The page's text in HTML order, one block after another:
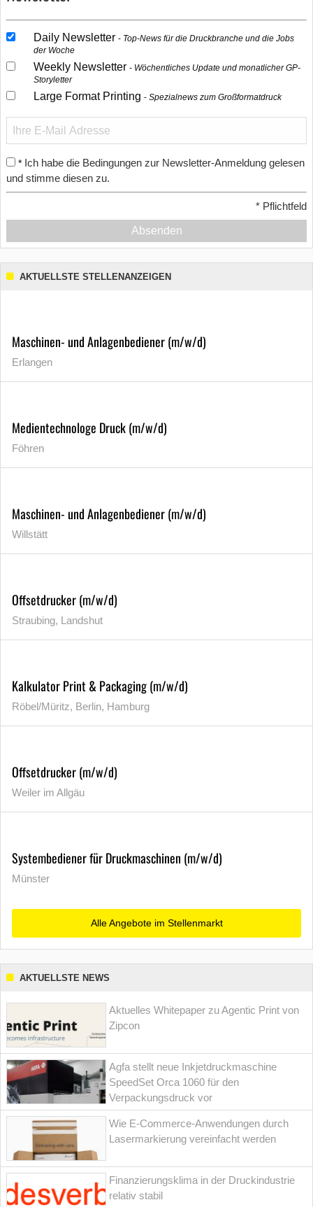
Daily Newsletter
Top-News für die Druckbranche und die Jobs
der Woche
Weekly Newsletter
Wöchentliches Update und monatlicher GP-
Storyletter
Large Format Printing Spezialnews zum Großformatdruck
* Ich habe die Bedingungen zur Newsletter-Anmeldung gelesen
und stimme diesen zu.
* Pflichtfeld
Absenden
AKTUELLSTE STELLENANZEIGEN
Maschinen- und Anlagenbediener (m/w/d)
Erlangen
Medientechnologe Druck (m/w/d)
Föhren
Maschinen- und Anlagenbediener (m/w/d)
Willstätt
Offsetdrucker (m/w/d)
Straubing, Landshut
Kalkulator Print & Packaging (m/w/d)
Röbel/Müritz, Berlin, Hamburg
Offsetdrucker (m/w/d)
Weiler im Allgäu
Systembediener für Druckmaschinen (m/w/d)
Münster
Alle Angebote im Stellenmarkt
AKTUELLSTE NEWS
Aktuelles Whitepaper zu Agentic Print von
Zipcon
Agfa stellt neue Inkjetdruckmaschine
SpeedSet Orca 1060 für den
Verpackungsdruck vor
Wie E-Commerce-Anwendungen durch
Lasermarkierung vereinfacht werden
Finanzierungsklima in der Druckindustrie
relativ stabil